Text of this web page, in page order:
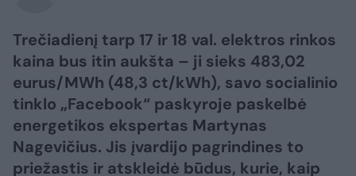
Trečiadienį tarp 17 ir 18 val. elektros rinkos
kaina bus itin aukšta – ji sieks 483,02
eurus/MWh (48,3 ct/kWh), savo socialinio
tinklo „Facebook“ paskyroje paskelbė
energetikos ekspertas Martynas
Nagevičius. Jis įvardijo pagrindines to
priežastis ir atskleidė būdus, kurie, kaip